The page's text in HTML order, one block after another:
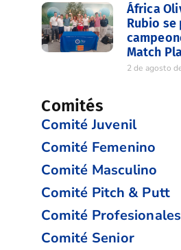
África
Rubio se
Match
2 de agosto
Comités
Comité Juvenil
Comité Femenino
Comité Masculino
Comité Pitch & Putt
Comité Profesionales
Comité Senior